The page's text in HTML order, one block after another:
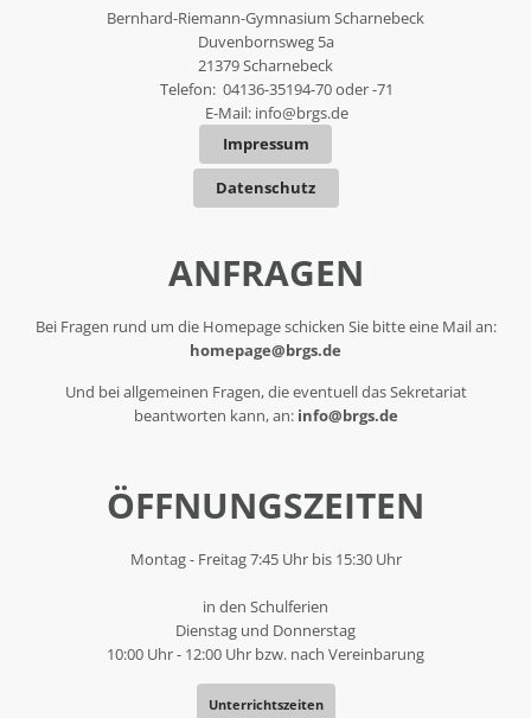
Bernhard-Riemann-Gymnasium Scharnebeck
Duvenbornsweg 5a
21379 Scharnebeck
Telefon: 04136-35194-70 oder -71
E-Mail: info@brgs.de
Impressum
Datenschutz
ANFRAGEN
Bei Fragen rund um die Homepage schicken Sie bitte eine Mail an:
homepage@brgs.de
Und bei allgemeinen Fragen, die eventuell das Sekretariat
beantworten kann, an: info@brgs.de
ÖFFNUNGSZEITEN
Montag - Freitag 7:45 Uhr bis 15:30 Uhr
in den Schulferien
Dienstag und Donnerstag
10:00 Uhr - 12:00 Uhr bzw. nach Vereinbarung
Unterrichtszeiten